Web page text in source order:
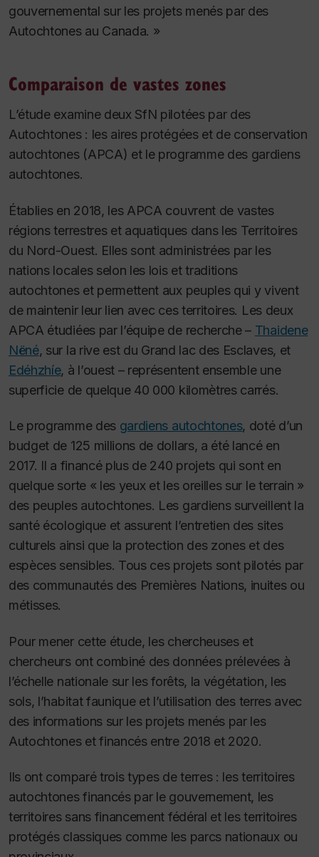
gouvernemental sur les projets menés par des
Autochtones au Canada. »
Comparaison de vastes zones
L’étude examine deux SfN pilotées par des
Autochtones : les aires protégées et de conservation
autochtones (APCA) et le programme des gardiens
autochtones.
Établies en 2018, les APCA couvrent de vastes
régions terrestres et aquatiques dans les Territoires
du Nord-Ouest. Elles sont administrées par les
nations locales selon les lois et traditions
autochtones et permettent aux peuples qui y vivent
de maintenir leur lien avec ces territoires. Les deux
APCA étudiées par l’équipe de recherche – Thaidene
Nëné, sur la rive est du Grand lac des Esclaves, et
Edéhzhíe, à l’ouest – représentent ensemble une
superficie de quelque 40 000 kilomètres carrés.
Le programme des gardiens autochtones, doté d’un
budget de 125 millions de dollars, a été lancé en
2017. Il a financé plus de 240 projets qui sont en
quelque sorte « les yeux et les oreilles sur le terrain »
des peuples autochtones. Les gardiens surveillent la
santé écologique et assurent l’entretien des sites
culturels ainsi que la protection des zones et des
espèces sensibles. Tous ces projets sont pilotés par
des communautés des Premières Nations, inuites ou
métisses.
Pour mener cette étude, les chercheuses et
chercheurs ont combiné des données prélevées à
l’échelle nationale sur les forêts, la végétation, les
sols, l’habitat faunique et l’utilisation des terres avec
des informations sur les projets menés par les
Autochtones et financés entre 2018 et 2020.
Ils ont comparé trois types de terres : les territoires
autochtones financés par le gouvernement, les
territoires sans financement fédéral et les territoires
protégés classiques comme les parcs nationaux ou